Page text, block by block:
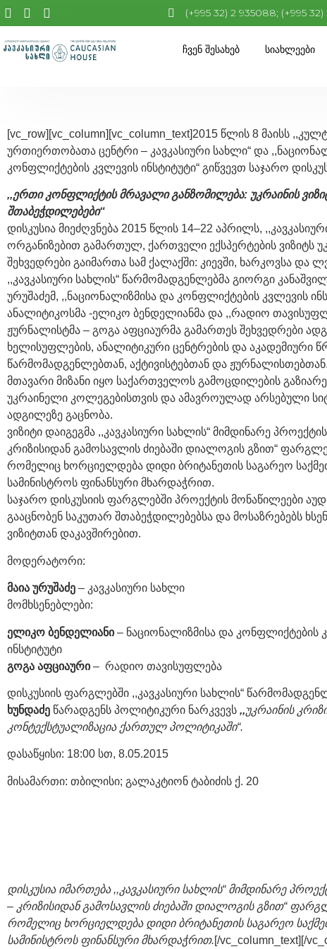
(+995 32) 2 935088; (+995
Ჩვენ Შესახებ Სიახლეები
[vc_row][vc_column][vc_column_text]2015 წლის 8 მაისს
ურთიერთობათა ცენტრი – კავკასიური სახლი“ და
კონფლიქტების კვლევის ინსტიტუტი“ გიწვევთ საჯარო
,,ერთი კონფლიქტის მრავალი განზომილება: უკრაინის
შთაბეჭდილებები“
დისკუსია მიეძღვნება 2015 წლის 14–22 აპრილს,
ორგანიზებით გამართულ, ქართველი ექსპერტების ვიზიტს
შეხვედრები გაიმართა სამ ქალაქში: კიევში, ხარკოვსა და
,,კავკასიური სახლის“ წარმომადგენლებმა გიორგი
ურუშაძემ, ,,ნაციონალიზმისა და კონფლიქტების კვლევის
ანალიტიკოსმა -ელიკო ბენდელიანმა და ,,რადიო
ჟურნალისტმა – გოგა აფციაურმა გამართეს შეხვედრები
ხელისუფლების, ანალიტიკური ცენტრების და აკადემიური
წარმომადგენლებთან, აქტივისტებთან და ჟურნალისთებთან.
მთავარი მიზანი იყო საქართველოს გამოცდილების
უკრაინელი კოლეგებისთვის და ამავროულად არსებული
ადგილეზე გაცნობა.
ვიზიტი დაიგეგმა ,,კავკასიური სახლის“ მიმდინარე
კრიზისიდან გამოსავლის ძიებაში დიალოგის გზით“
რომელიც ხორციელდება დიდი ბრიტანეთის საგარეო
სამინისტროს ფინანსური მხარდაჭრით.
საჯარო დისკუსიის ფარგლებში პროექტის მონაწილეები
გააცნობენ საკუთარ შთაბეჭდილებებსა და მოსაზრებებს
ვიზიტთან დაკავშირებით.
მოდერატორი:
მაია ურუშაძე – კავკასიური სახლი
მომხსენებლები:
ელიკო ბენდელიანი– ნაციონალიზმისა და კონფლიქტების
ინსტიტუტი
გოგა აფციაური– რადიო თავისუფლება
დისკუსიის ფარგლებში ,,კავკასიური სახლის“
ხუნდაძე წარადგენს პოლიტიკური ნარკვევს ,,უკრაინის
კონტექსტუალიზაცია ქართულ პოლიტიკაში“.
დასაწყისი: 18:00 სთ, 8.05.2015
მისამართი: თბილისი; გალაკტიონ ტაბიძის ქ. 20
დისკუსია იმართება ,,კავკასიური სახლის“ მიმდინარე
– კრიზისიდან გამოსავლის ძიებაში დიალოგის გზით“
რომელიც ხორციელდება დიდი ბრიტანეთის საგარეო
სამინისტროს ფინანსური მხარდაჭრით.[/vc_column_text][/